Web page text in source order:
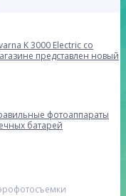
K 3000 Electric со
представлен новый
фотоаппараты
батарей